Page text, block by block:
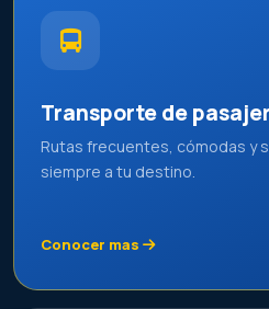
Transporte de
Rutas frecuentes, cómodas y
siempre a tu destino.
Conocer mas